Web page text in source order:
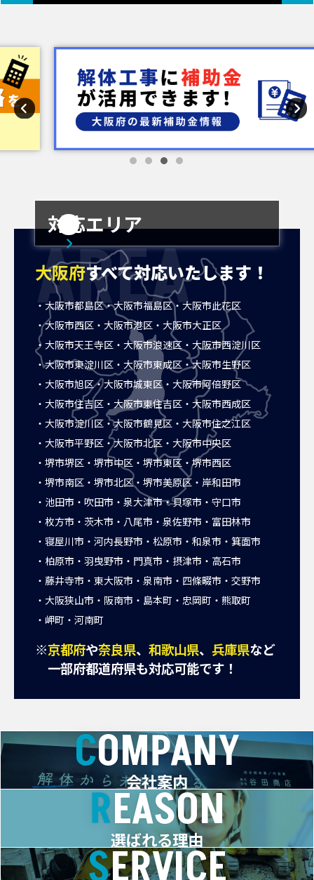
対応エリア
AREA
大阪府すべて対応いたします！
大阪市都島区 大阪市福島区
大阪市此花区
大阪市西区
大阪市港区
大阪市大正区
大阪市天王寺区
大阪市浪速区
大阪市西淀川区
大阪市東淀川区
大阪市東成区
大阪市生野区
大阪市旭区
大阪市城東区
大阪市阿倍野区
大阪市住吉区
大阪市東住吉区
大阪市西成区
大阪市淀川区
大阪市鶴見区
大阪市住之江区
大阪市平野区
大阪市北区
大阪市中央区
堺市堺区
堺市中区 堺市東区
堺市西区
堺市南区
堺市北区 堺市美原区
岸和田市
池田市
吹田市 泉大津市 貝塚市
守口市
枚方市
茨木市 八尾市 泉佐野市
富田林市
寝屋川市
河内長野市 松原市 和泉市
箕面市
柏原市
羽曳野市 門真市 摂津市
高石市
藤井寺市
東大阪市 泉南市 四條畷市
交野市
大阪狭山市
阪南市 島本町 忠岡町
熊取町
岬町
河南町
※京都府や奈良県、 和歌山県、 兵庫県など
一部府都道府県も対応可能です！
COMPANY
会社案内
REASON
選ばれる理由